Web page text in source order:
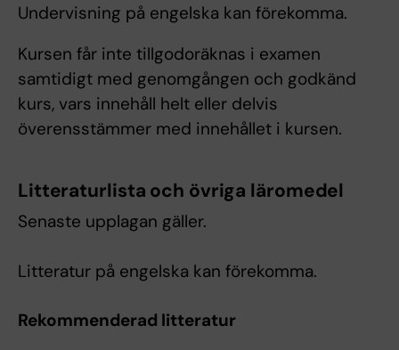
Undervisning på engelska kan förekomma.
Kursen får inte tillgodoräknas i examen
samtidigt med genomgången och godkänd
kurs, vars innehåll helt eller delvis
överensstämmer med innehållet i kursen.
Litteraturlista och övriga läromedel
Senaste upplagan gäller.
Litteratur på engelska kan förekomma.
Rekommenderad litteratur